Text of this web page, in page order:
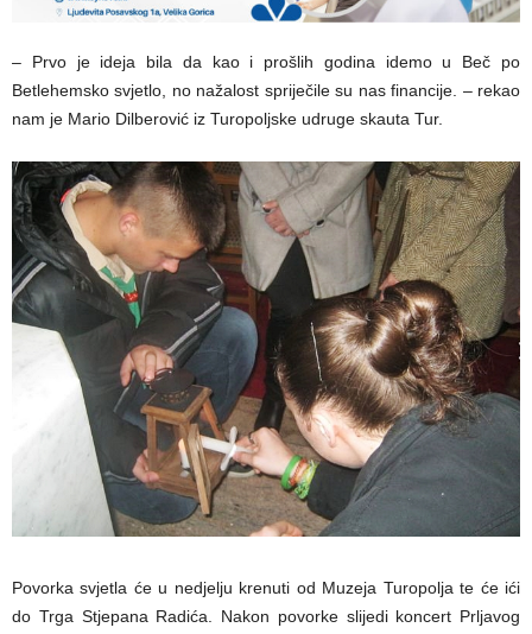
– Prvo je ideja bila da kao i prošlih godina idemo u Beč po
Betlehemsko svjetlo, no nažalost spriječile su nas financije. – rekao
nam je Mario Dilberović iz Turopoljske udruge skauta Tur.
Povorka svjetla će u nedjelju krenuti od Muzeja Turopolja te će ići
do Trga Stjepana Radića. Nakon povorke slijedi koncert Prljavog